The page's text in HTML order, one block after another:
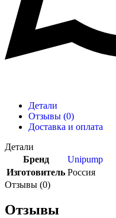
Детали
Отзывы (0)
Доставка и оплата
Детали
Бренд
Unipump
Изготовитель Россия
Отзывы (0)
Отзывы